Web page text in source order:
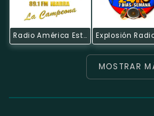
Radio América Estereo
MOSTRAR